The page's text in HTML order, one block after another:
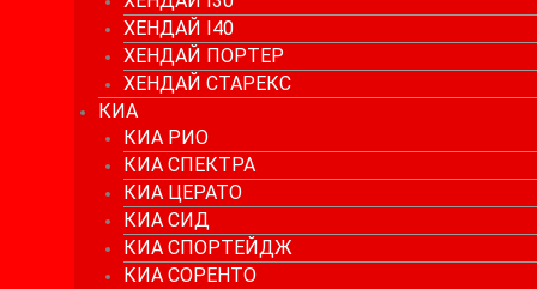
ХЕНДАЙ I40
ХЕНДАЙ ПОРТЕР
ХЕНДАЙ СТАРЕКС
КИА
КИА РИО
КИА СПЕКТРА
КИА ЦЕРАТО
КИА СИД
КИА СПОРТЕЙДЖ
КИА СОРЕНТО